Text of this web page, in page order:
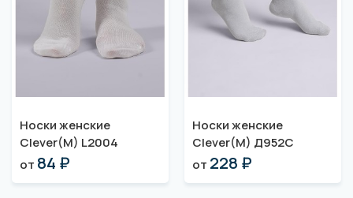
Носки женские
Clever(M) L2004
от 84 ₽
Носки женские
Clever(M) Д952С
от 228 ₽